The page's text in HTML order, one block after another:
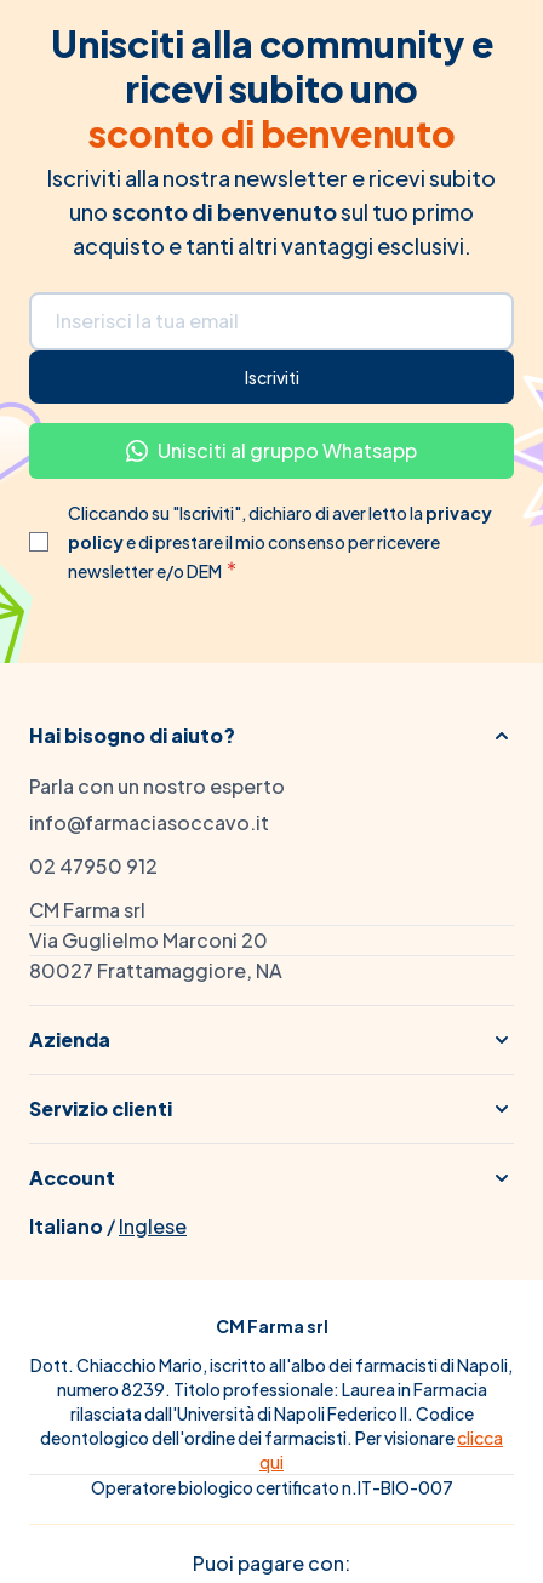
Unisciti alla community e
ricevi subito uno
sconto di benvenuto
Iscriviti alla nostra newsletter e ricevi subito
unosconto di benvenutosul tuo primo
acquisto e tanti altri vantaggi esclusivi.
Indirizzo email
Iscriviti
Unisciti al gruppo Whatsapp
Cliccando su "Iscriviti", dichiaro di aver letto laprivacy
policye di prestare il mio consenso per ricevere
newsletter e/o DEM
Hai bisogno di aiuto?
Parla con un nostro esperto
info@farmaciasoccavo.it
02 47950 912
CM Farma srl
Via Guglielmo Marconi 20
80027 Frattamaggiore, NA
Azienda
Servizio clienti
Account
Italiano/Inglese
CM Farma srl
Dott. Chiacchio Mario, iscritto all'albo dei farmacisti di Napoli,
numero 8239. Titolo professionale: Laurea in Farmacia
rilasciata dall'Università di Napoli Federico II. Codice
deontologico dell'ordine dei farmacisti. Per visionareclicca
qui
Operatore biologico certificato n.IT-BIO-007
Puoi pagare con: